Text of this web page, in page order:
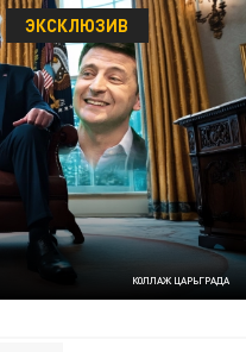
КОЛЛАЖ ЦАРЬГРАДА
ЭКСКЛЮЗИВ